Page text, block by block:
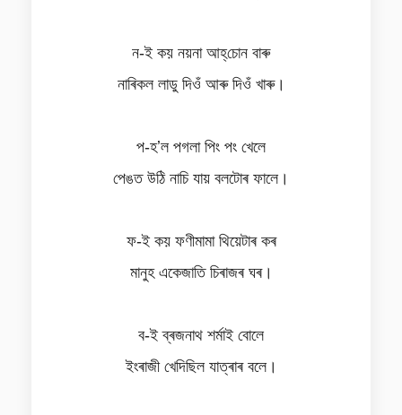
ন-ই কয় নয়না আহ্‌চোন বাৰু
নাৰিকল লাডু দিওঁ আৰু দিওঁ খাৰু।
প-হʼল পগলা পিং পং খেলে
পেঙত উঠি নাচি যায় বলটোৰ ফালে।
ফ-ই কয় ফণীমামা থিয়েটাৰ কৰ
মানুহ একেজাতি চিৰাজৰ ঘৰ।
ব-ই ব্ৰজনাথ শৰ্মাই বোলে
ইংৰাজী খেদিছিল যাত্ৰাৰ বলে।